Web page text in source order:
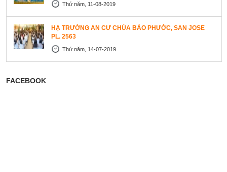
Thứ năm, 11-08-2019
HẠ TRƯỜNG AN CƯ CHÙA BẢO PHƯỚC, SAN JOSE
PL. 2563
Thứ năm, 14-07-2019
FACEBOOK